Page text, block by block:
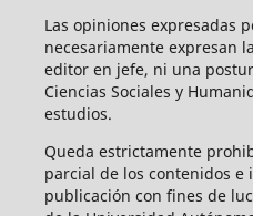
Las opiniones expresadas
necesariamente expresan
editor en jefe, ni una
Ciencias Sociales y
estudios.
Queda estrictamente
parcial de los contenidos e
publicación con fines de